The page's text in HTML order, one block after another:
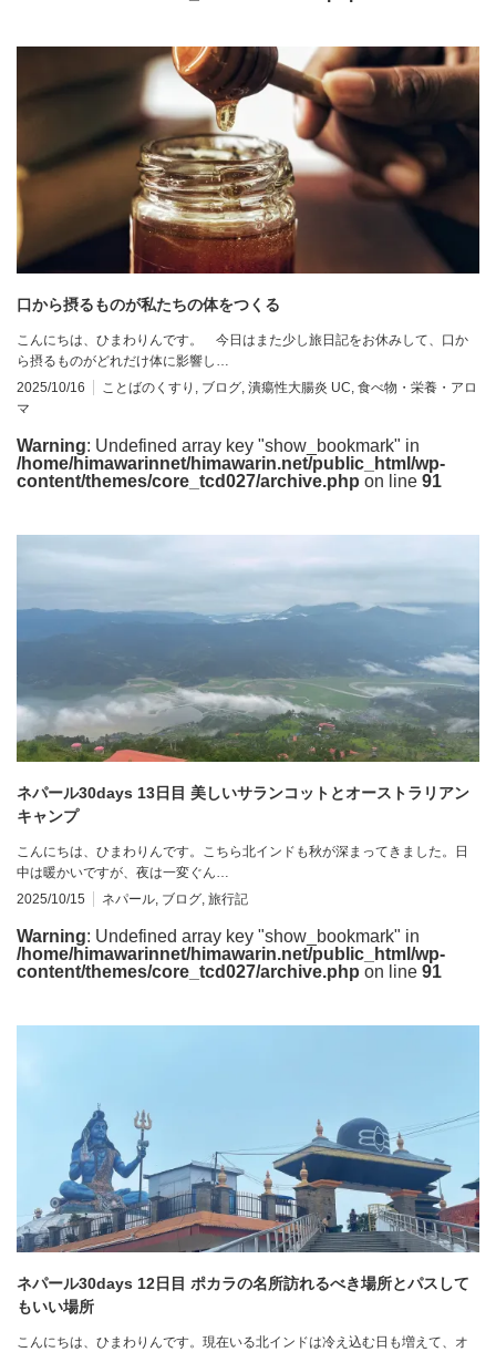
口から摂るものが私たちの体をつくる
こんにちは、ひまわりんです。 今日はまた少し旅日記をお休みして、口か
ら摂るものがどれだけ体に影響し…
2025/10/16
ことばのくすり ブログ 潰瘍性大腸炎 UC 食べ物・栄養・アロ
マ
Warning: Undefined array key "show_bookmark" in
/home/himawarinnet/himawarin.net/public_html/wp-
content/themes/core_tcd027/archive.php on line 91
ネパール30days 13日目 美しいサランコットとオーストラリアン
キャンプ
こんにちは、ひまわりんです。こちら北インドも秋が深まってきました。日
中は暖かいですが、夜は一変ぐん…
2025/10/15
ネパール, ブログ, 旅行記
Warning: Undefined array key "show_bookmark" in
/home/himawarinnet/himawarin.net/public_html/wp-
content/themes/core_tcd027/archive.php on line 91
ネパール30days 12日目 ポカラの名所訪れるべき場所とパスして
もいい場所
こんにちは、ひまわりんです。現在いる北インドは冷え込む日も増えて、オ